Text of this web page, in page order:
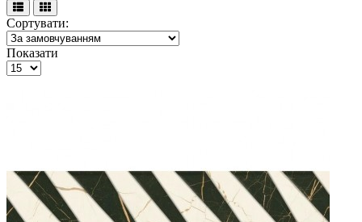
Сортувати:
Показати